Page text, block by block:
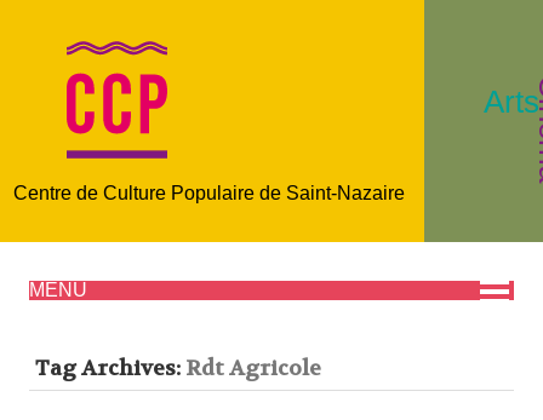
Centre de Culture Populaire de Saint-Nazaire
MENU
Tag Archives: Rdt Agricole